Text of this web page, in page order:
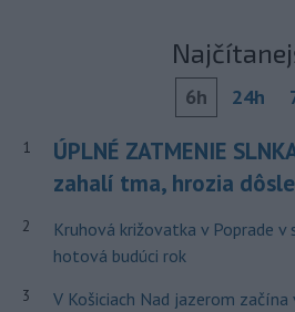
6h 24h
1
ÚPLNÉ ZATMENIE
zahalí tma, hrozia
2
Kruhová križovatka v Poprade v
hotová budúci rok
3
V Košiciach Nad jazerom začína